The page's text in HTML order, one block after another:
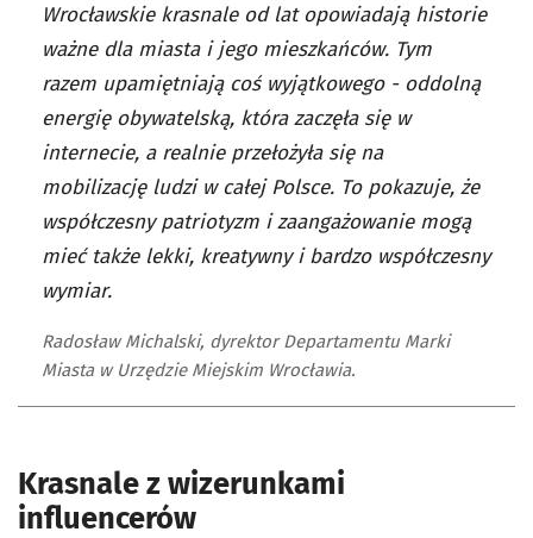
Wrocławskie krasnale od lat opowiadają historie
ważne dla miasta i jego mieszkańców. Tym
razem upamiętniają coś wyjątkowego - oddolną
energię obywatelską, która zaczęła się w
internecie, a realnie przełożyła się na
mobilizację ludzi w całej Polsce. To pokazuje, że
współczesny patriotyzm i zaangażowanie mogą
mieć także lekki, kreatywny i bardzo współczesny
wymiar.
Radosław Michalski, dyrektor Departamentu Marki
Miasta w Urzędzie Miejskim Wrocławia.
Krasnale z wizerunkami
influencerów